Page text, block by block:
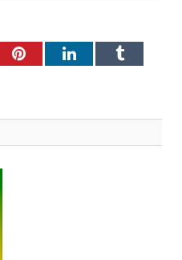
PinterestLinkedInTumblr